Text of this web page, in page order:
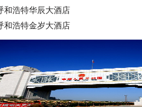
和浩特华辰大酒店
和浩特金岁大酒店